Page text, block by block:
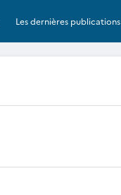
Les dernières publications